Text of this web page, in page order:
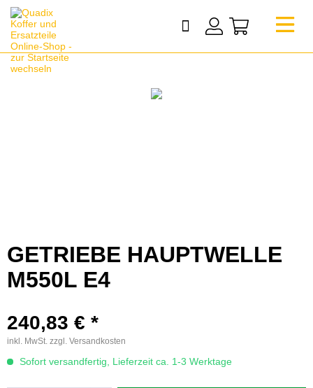
GETRIEBE HAUPTWELLE
M550L E4
240,83 € *
inkl. MwSt. zzgl. Versandkosten
Sofort versandfertig, Lieferzeit ca. 1-3 Werktage